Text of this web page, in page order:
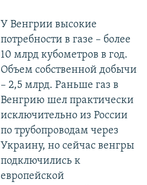
У Венгрии высокие
потребности в газе – более
10 млрд кубометров в год.
Объем собственной добычи
– 2,5 млрд. Раньше газ в
Венгрию шел практически
исключительно из России
по трубопроводам через
Украину, но сейчас венгры
подключились к
европейской